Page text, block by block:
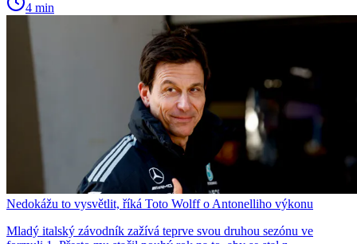
4 min
Nedokážu to vysvětlit, říká Toto Wolff o Antonelliho výkonu
Mladý italský závodník zažívá teprve svou druhou sezónu ve